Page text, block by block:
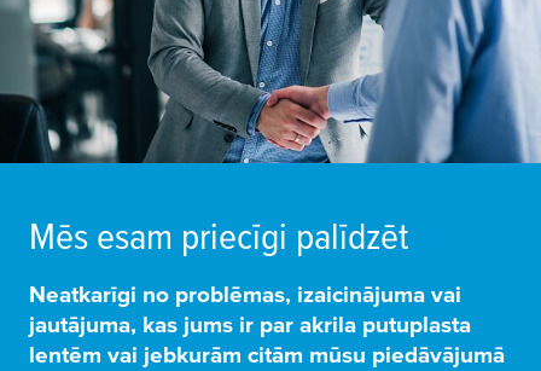
Mēs esam priecīgi palīdzēt
Neatkarīgi no problēmas, izaicinājuma vai
jautājuma, kas jums ir par akrila putuplasta
lentēm vai jebkurām citām mūsu piedāvājumā